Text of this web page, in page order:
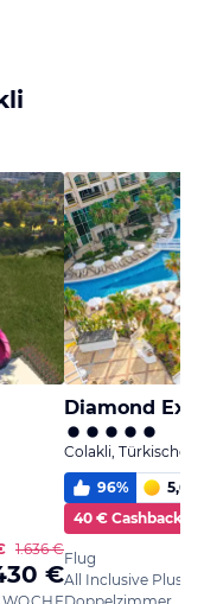
1.636 €
€
Diamond
Colakli, Türkische
96% 5,6
40 € Cashback
Flug
All Inclusive Plus